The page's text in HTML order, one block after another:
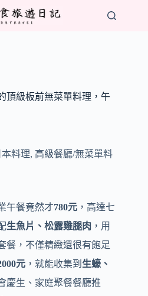
頂級板前無菜單料理，午
本料理, 高級餐廳/無菜單料
午餐竟然才780元 ，高達七
生魚片、松露雞腿肉 ，用
餐，不僅精緻還很有飽足
元 ，就能收集到 生蠔、
慶生、家庭聚餐餐廳推